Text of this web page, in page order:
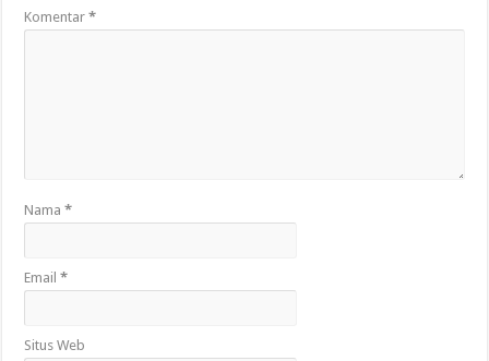
Komentar*
Nama*
Email*
Situs Web